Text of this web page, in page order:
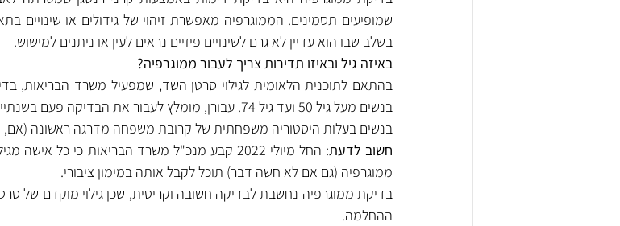
בשלב שבו הוא עדיין לא גרם לשינויים פיזיים נראים לעין או ניתנים למישוש.
באיזה גיל ובאיזו תדירות צריך לעבור ממוגרפיה?
בנשים מעל גיל 50 ועד גיל 74. עבורן, מומלץ לעבור את הבדיקה פעם בשנתיים.
בנשים בעלות היסטוריה משפחתית של קרובת משפחה מדרגה ראשונה (אם,
חשוב לדעת
ממוגרפיה (גם אם לא חשה דבר) תוכל לקבל אותה במימון ציבורי.
ההחלמה.